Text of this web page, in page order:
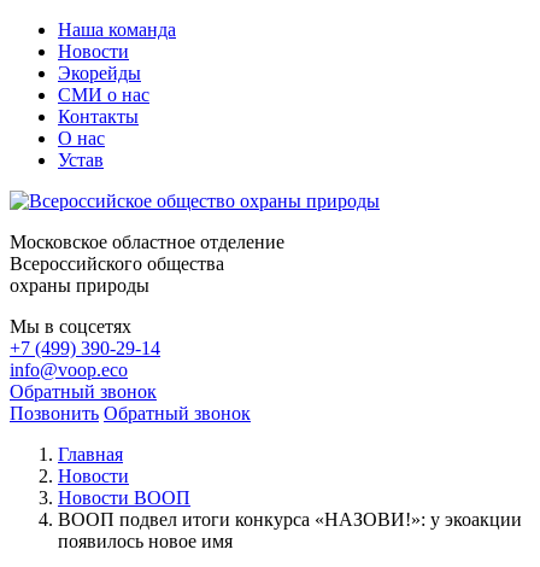
Наша команда
Новости
Экорейды
СМИ о нас
Контакты
О нас
Устав
Московское областное отделение
Всероссийского общества
охраны природы
Мы в соцсетях
+7 (499) 390-29-14
info@voop.eco
Обратный звонок
Позвонить Обратный звонок
Главная
Новости
Новости ВООП
ВООП подвел итоги конкурса «НАЗОВИ!»: у экоакции
появилось новое имя